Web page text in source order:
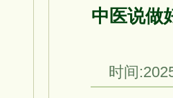
中医说做
时间